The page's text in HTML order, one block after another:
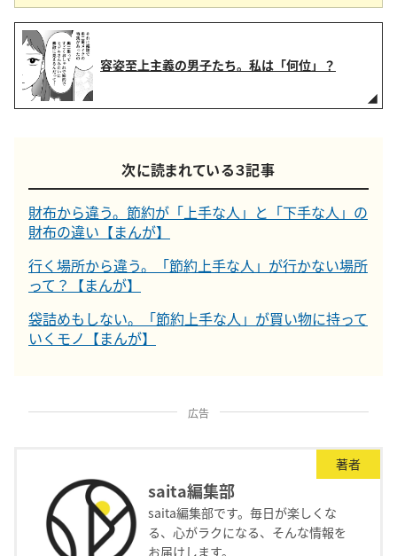
容姿至上主義の男子たち。私は「何位」？
次に読まれている３記事
財布から違う。節約が「上手な人」と「下手な人」の
財布の違い【まんが】
行く場所から違う。「節約上手な人」が行かない場所
って？【まんが】
袋詰めもしない。「節約上手な人」が買い物に持って
いくモノ【まんが】
広告
著者
saita編集部
saita編集部です。毎日が楽しくな
る、心がラクになる、そんな情報を
お届けします。